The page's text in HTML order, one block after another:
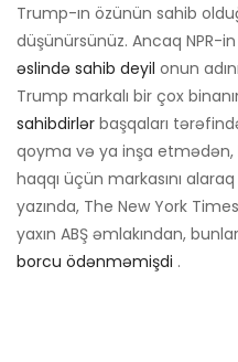
Trump-ın özünün sahib
düşünürsünüz. Ancaq NPR-
əslində sahib deyil onun
Trump markalı bir çox
sahibdirlər başqaları
qoyma və ya inşa etmədən,
haqqı üçün markasını
yazında, The New York
yaxın ABŞ əmlakından,
borcu ödənməmişdi .